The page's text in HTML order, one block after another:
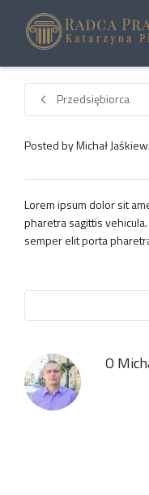
Przedsiębiorca
Posted byMichał
Lorem ipsum dolor sit
pharetra sagittis
semper elit porta
O